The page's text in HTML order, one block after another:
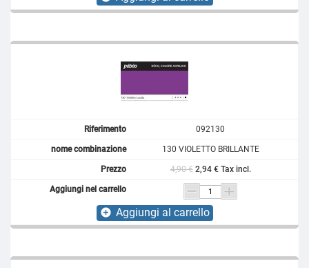
092130
130 VIOLETTO BRILLANTE
4,90 € 2,94 € Tax incl.
add_circle Aggiungi al carrello